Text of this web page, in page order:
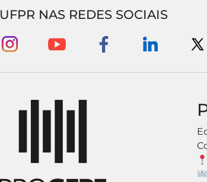
UFPR NAS REDES SOCIAIS